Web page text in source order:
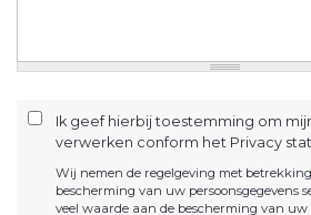
Ik geef hierbij toestemming om
verwerken conform het Privacy
Wij nemen de regelgeving met
bescherming van uw persoonsgegevens
veel waarde aan de bescherming van uw